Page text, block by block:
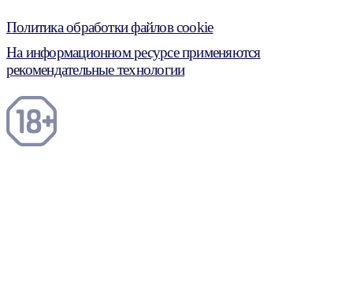
Политика обработки файлов cookie
На информационном ресурсе применяются
рекомендательные технологии